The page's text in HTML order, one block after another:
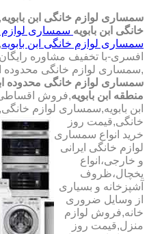
سمساری لوازم خانگی ابن بابویه,
خانگی ابن بابویه سمساری لوازم
سمساری لوازم خانگی ابن بابویه
افسری-با تخفیف مشاوره
,سمساری لوازم خانگی محدوده
سمساری لوازم خانگی محدوده
منطقه ابن بابویه,فروش
ابن بابویه,سمساری لوازم خانگی,
خانگی,قیمت روز
خرید انواع سمساری
لوازم خانگی ایرانی
و خارجی،انواع
یخچال،ظروف
آشپزخانه و بسیاری
از وسایل ضروری
خانه,فروش لوازم
منزل,قیمت روز